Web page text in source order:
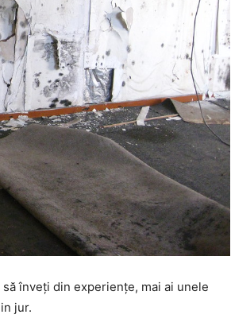
înveți din experiențe, mai ai unele
jur.